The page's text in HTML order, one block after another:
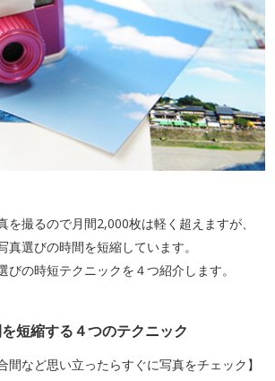
を撮るので月間2,000枚は軽く超えますが、
真選びの時間を短縮しています。
びの時短テクニックを４つ紹介します。
短縮する４つのテクニック
間など思い立ったらすぐに写真をチェック】